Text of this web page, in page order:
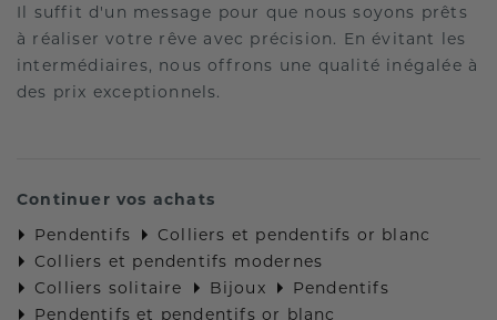
Il suffit d'un message pour que nous soyons prêts
à réaliser votre rêve avec précision. En évitant les
intermédiaires, nous offrons une qualité inégalée à
des prix exceptionnels.
Continuer vos achats
Pendentifs
Colliers et pendentifs or blanc
Colliers et pendentifs modernes
Colliers solitaire
Bijoux
Pendentifs
Pendentifs et pendentifs or blanc